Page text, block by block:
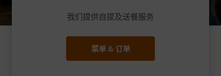
我们提供自提及送餐服务
菜单 & 订单